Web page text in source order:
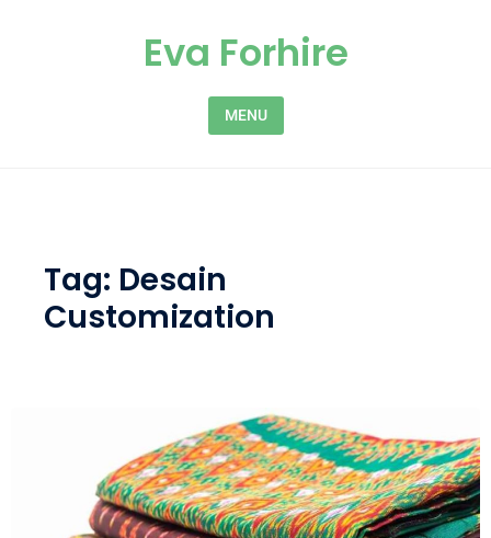
Eva Forhire
MENU
Tag: Desain
Customization